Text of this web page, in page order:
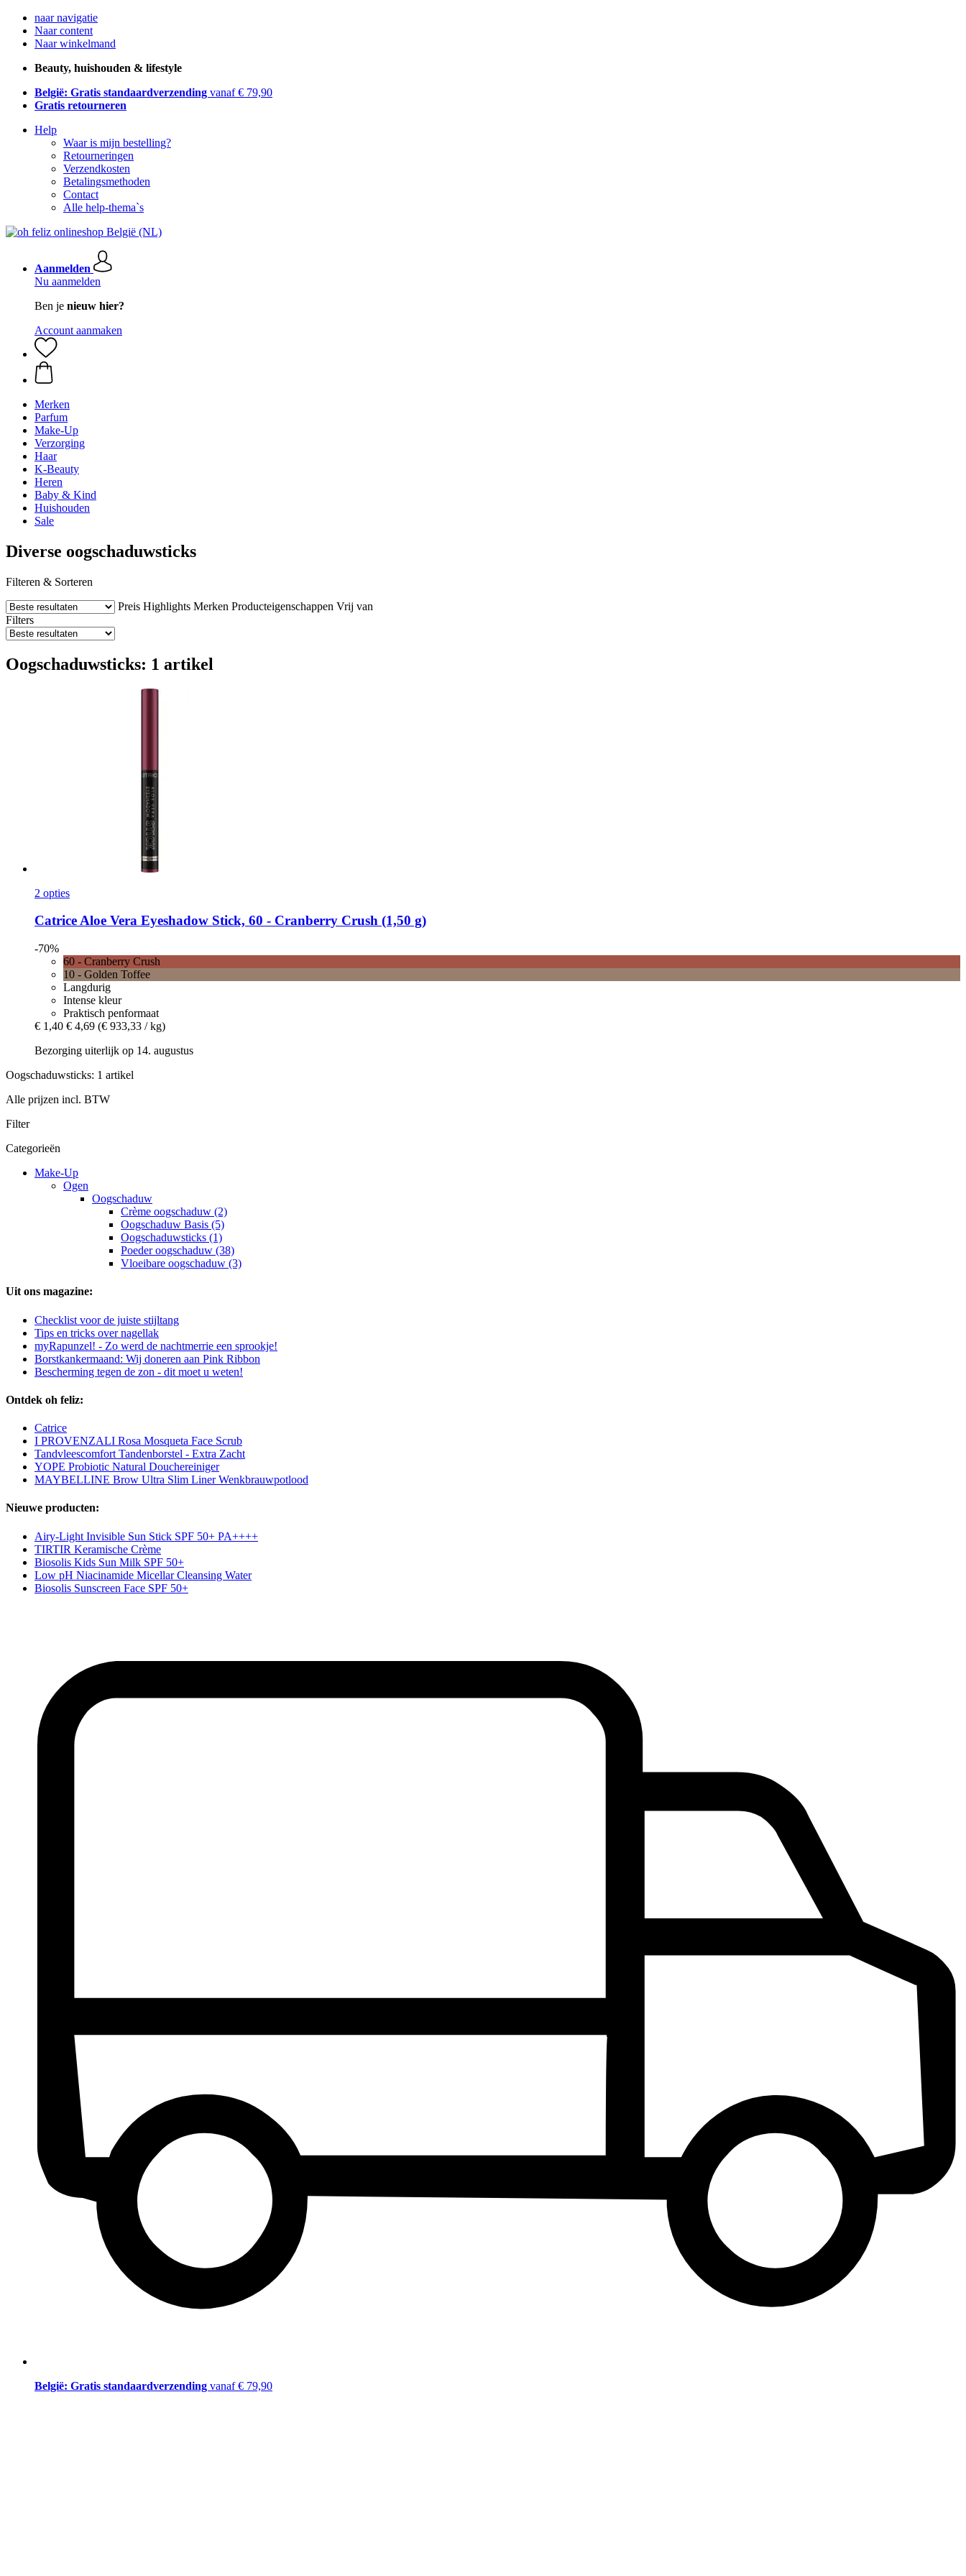
naar navigatie
Naar content
Naar winkelmand
Beauty, huishouden & lifestyle
België: Gratis standaardverzending vanaf € 79,90
Gratis retourneren
Help
Waar is mijn bestelling?
Retourneringen
Verzendkosten
Betalingsmethoden
Contact
Alle help-thema`s
Aanmelden
Nu aanmelden
Ben je nieuw hier?
Account aanmaken
Merken
Parfum
Make-Up
Verzorging
Haar
K-Beauty
Heren
Baby & Kind
Huishouden
Sale
Diverse oogschaduwsticks
Filteren & Sorteren
Preis Highlights Merken Producteigenschappen Vrij van
Filters
Oogschaduwsticks: 1 artikel
2 opties
CatriceAloe Vera Eyeshadow Stick, 60 -​ Cranberry Crush (1,50 g)
-70%
60 - Cranberry Crush
10 - Golden Toffee
Langdurig
Intense kleur
Praktisch penformaat
€ 1,40 € 4,69 (€ 933,33 / kg)
Bezorging uiterlijk op 14. augustus
Oogschaduwsticks: 1 artikel
Alle prijzen incl. BTW
Filter
Categorieën
Make-Up
Ogen
Oogschaduw
Crème oogschaduw (2)
Oogschaduw Basis (5)
Oogschaduwsticks (1)
Poeder oogschaduw (38)
Vloeibare oogschaduw (3)
Uit ons magazine:
Checklist voor de juiste stijltang
Tips en tricks over nagellak
myRapunzel! - Zo werd de nachtmerrie een sprookje!
Borstkankermaand: Wij doneren aan Pink Ribbon
Bescherming tegen de zon - dit moet u weten!
Ontdek oh feliz:
Catrice
I PROVENZALI Rosa Mosqueta Face Scrub
Tandvleescomfort Tandenborstel - Extra Zacht
YOPE Probiotic Natural Douchereiniger
MAYBELLINE Brow Ultra Slim Liner Wenkbrauwpotlood
Nieuwe producten:
Airy-Light Invisible Sun Stick SPF 50+ PA++++
TIRTIR Keramische Crème
Biosolis Kids Sun Milk SPF 50+
Low pH Niacinamide Micellar Cleansing Water
Biosolis Sunscreen Face SPF 50+
België: Gratis standaardverzending vanaf € 79,90